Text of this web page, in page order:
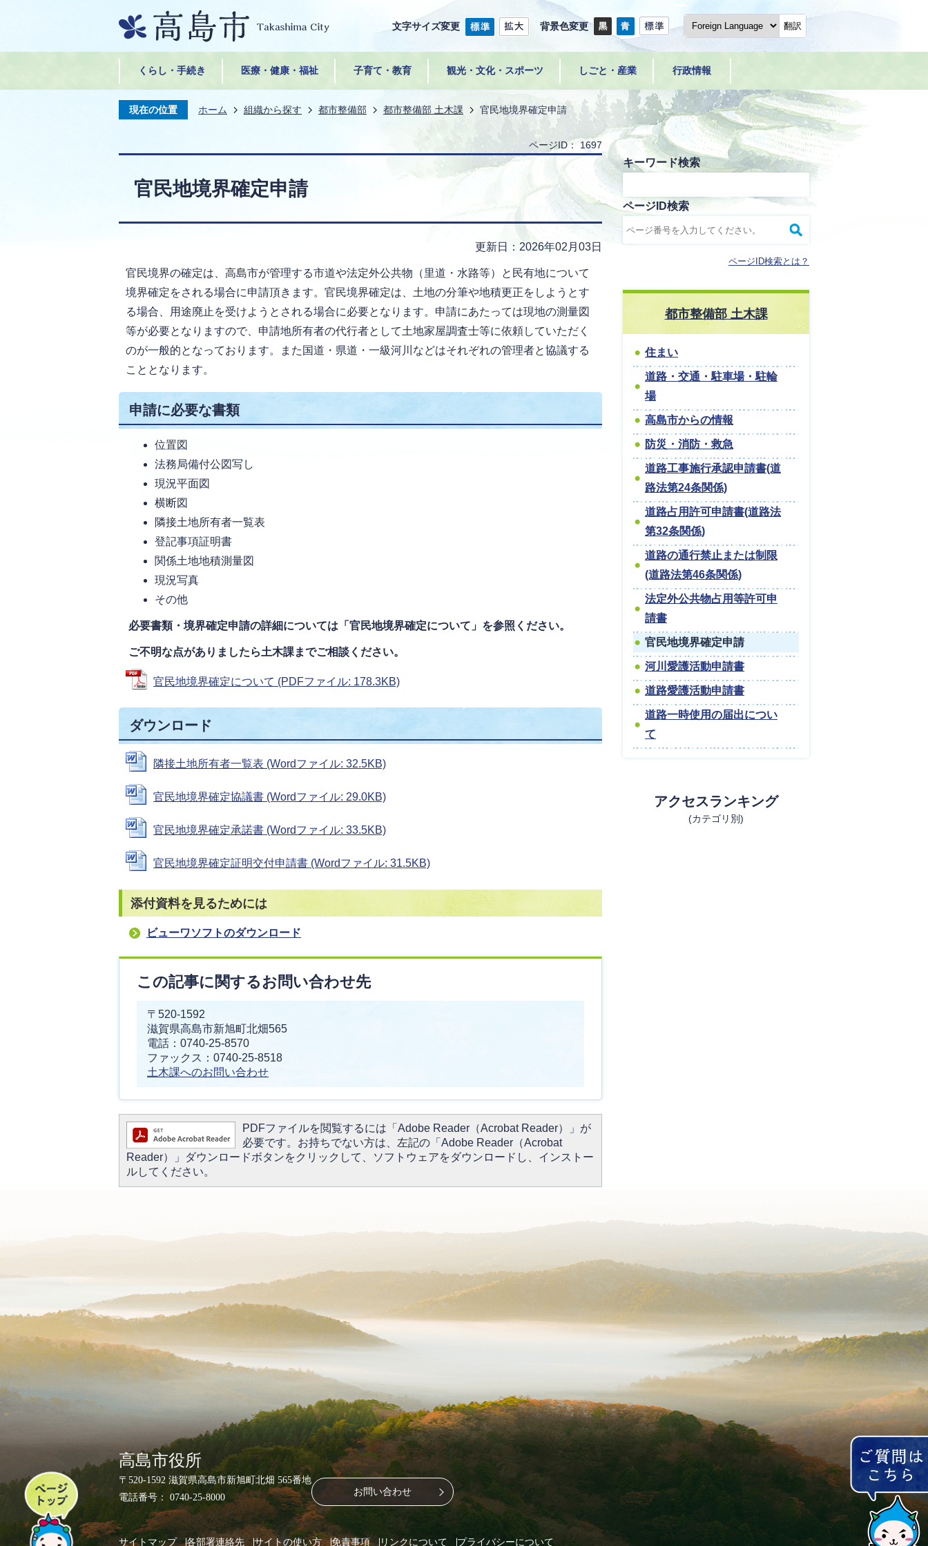
文字サイズ変更 背景色変更 翻訳
くらし・手続き 医療・健康・福祉 子育て・教育 観光・文化・スポーツ しごと・産業 行政情報
現在の位置 ホーム 組織から探す 都市整備部 都市整備部 土木課 官民地境界確定申請
ページID： 1697
官民地境界確定申請
更新日：2026年02月03日
官民境界の確定は、高島市が管理する市道や法定外公共物（里道・水路等）と民有地について
境界確定をされる場合に申請頂きます。官民境界確定は、土地の分筆や地積更正をしようとす
る場合、用途廃止を受けようとされる場合に必要となります。申請にあたっては現地の測量図
等が必要となりますので、申請地所有者の代行者として土地家屋調査士等に依頼していただく
のが一般的となっております。また国道・県道・一級河川などはそれぞれの管理者と協議する
こととなります。
申請に必要な書類
位置図
法務局備付公図写し
現況平面図
横断図
隣接土地所有者一覧表
登記事項証明書
関係土地地積測量図
現況写真
その他
必要書類・境界確定申請の詳細については「官民地境界確定について」を参照ください。
ご不明な点がありましたら土木課までご相談ください。
官民地境界確定について (PDFファイル: 178.3KB)
ダウンロード
隣接土地所有者一覧表 (Wordファイル: 32.5KB)
官民地境界確定協議書 (Wordファイル: 29.0KB)
官民地境界確定承諾書 (Wordファイル: 33.5KB)
官民地境界確定証明交付申請書 (Wordファイル: 31.5KB)
添付資料を見るためには
ビューワソフトのダウンロード
この記事に関するお問い合わせ先
〒520-1592
滋賀県高島市新旭町北畑565
電話：0740-25-8570
ファックス：0740-25-8518
土木課へのお問い合わせ
PDFファイルを閲覧するには「Adobe Reader（Acrobat Reader）」が
必要です。お持ちでない方は、左記の「Adobe Reader（Acrobat
Reader）」ダウンロードボタンをクリックして、ソフトウェアをダウンロードし、インストー
ルしてください。
キーワード検索
ページID検索
ページID検索とは？
都市整備部 土木課
住まい
道路・交通・駐車場・駐輪
場
高島市からの情報
防災・消防・救急
道路工事施行承認申請書(道
路法第24条関係)
道路占用許可申請書(道路法
第32条関係)
道路の通行禁止または制限
(道路法第46条関係)
法定外公共物占用等許可申
請書
官民地境界確定申請
河川愛護活動申請書
道路愛護活動申請書
道路一時使用の届出につい
て
アクセスランキング
(カテゴリ別)
ペ
ー
ジ
ト
高島市役所
〒520-1592 滋賀県高島市新旭町北畑 565番地
電話番号： 0740-25-8000
お問い合わせ
サイトマップ 各部署連絡先 サイトの使い方 免責事項 リンクについて プライバシーについて